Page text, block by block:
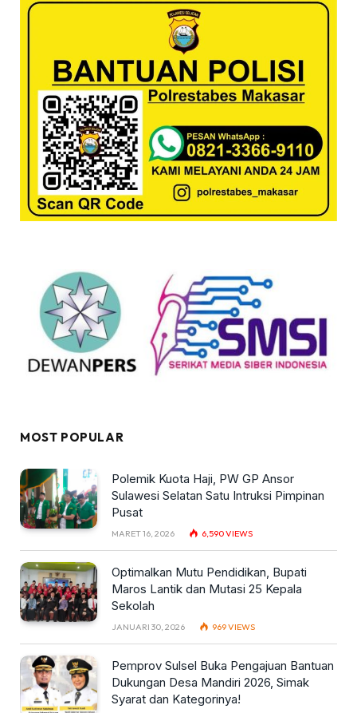
MOST POPULAR
Polemik Kuota Haji, PW GP Ansor
Sulawesi Selatan Satu Intruksi Pimpinan
Pusat
MARET 16, 2026 6,590VIEWS
Optimalkan Mutu Pendidikan, Bupati
Maros Lantik dan Mutasi 25 Kepala
Sekolah
JANUARI 30, 2026 969VIEWS
Pemprov Sulsel Buka Pengajuan Bantuan
Dukungan Desa Mandiri 2026, Simak
Syarat dan Kategorinya!